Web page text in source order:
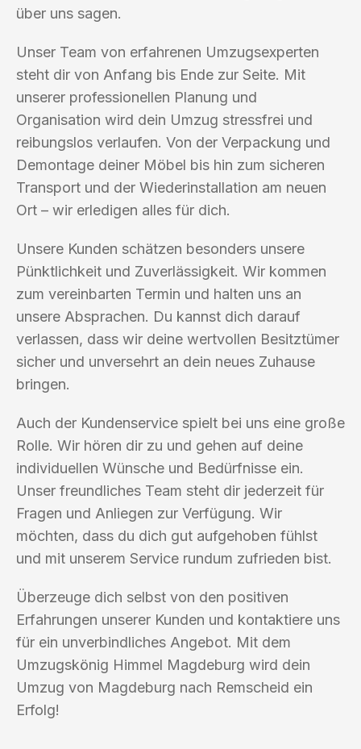
über uns sagen.
Unser Team von erfahrenen Umzugsexperten
steht dir von Anfang bis Ende zur Seite. Mit
unserer professionellen Planung und
Organisation wird dein Umzug stressfrei und
reibungslos verlaufen. Von der Verpackung und
Demontage deiner Möbel bis hin zum sicheren
Transport und der Wiederinstallation am neuen
Ort – wir erledigen alles für dich.
Unsere Kunden schätzen besonders unsere
Pünktlichkeit und Zuverlässigkeit. Wir kommen
zum vereinbarten Termin und halten uns an
unsere Absprachen. Du kannst dich darauf
verlassen, dass wir deine wertvollen Besitztümer
sicher und unversehrt an dein neues Zuhause
bringen.
Auch der Kundenservice spielt bei uns eine große
Rolle. Wir hören dir zu und gehen auf deine
individuellen Wünsche und Bedürfnisse ein.
Unser freundliches Team steht dir jederzeit für
Fragen und Anliegen zur Verfügung. Wir
möchten, dass du dich gut aufgehoben fühlst
und mit unserem Service rundum zufrieden bist.
Überzeuge dich selbst von den positiven
Erfahrungen unserer Kunden und kontaktiere uns
für ein unverbindliches Angebot. Mit dem
Umzugskönig Himmel Magdeburg wird dein
Umzug von Magdeburg nach Remscheid ein
Erfolg!